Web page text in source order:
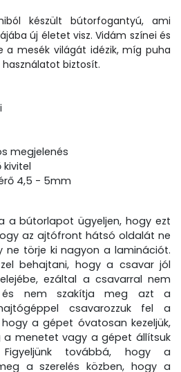
készült bútorfogantyú, ami
új életet visz. Vidám színei és
a mesék világát idézik, míg puha
biztosít.
megjelenés
kivitel
4,5 - 5mm
a bútorlapot ügyeljen, hogy ezt
az ajtófront hátsó oldalát ne
törje ki nagyon a laminációt.
behajtani, hogy a csavar jól
ezáltal a csavarral nem
nem szakítja meg azt a
csavarozzuk fel a
a gépet óvatosan kezeljük,
a menetet vagy a gépet állítsuk
Figyeljünk továbbá, hogy a
a szerelés közben, hogy a